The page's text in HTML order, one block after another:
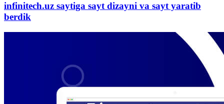
infinitech.uz saytiga sayt dizayni va sayt yaratib
berdik